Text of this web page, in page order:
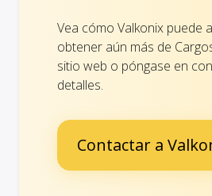
Vea cómo Valkonix puede
obtener aún más de
sitio web o póngase en
detalles.
Contactar a